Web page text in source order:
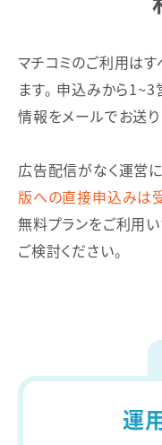
マチコミのご利用は
ます。 申込みから1~3
情報をメールでお送り
広告配信がなく運営
版への直接申込みは
無料プランをご利用い
ご検討ください。
運